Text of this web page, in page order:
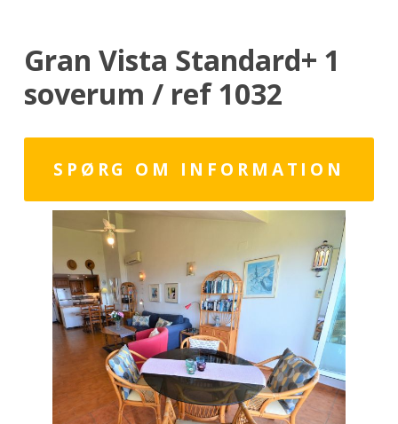
Gran Vista Standard+ 1
soverum / ref 1032
SPØRG OM INFORMATION